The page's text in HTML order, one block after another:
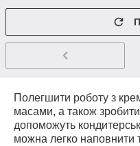
Полегшити роботу з
масами, а також
допоможуть
можна легко наповнити